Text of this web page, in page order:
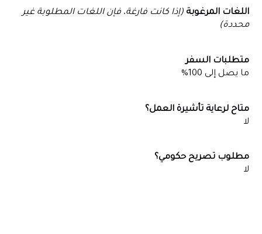
اللغات المرغوبة(إذا كانت فارغة، فإن اللغات المطلوبة غير
محددة)
متطلبات السفر
ما يصل إلى 100%
متاح لرعاية تأشيرة العمل؟
لا
مطلوب تصريح حكومي؟
لا